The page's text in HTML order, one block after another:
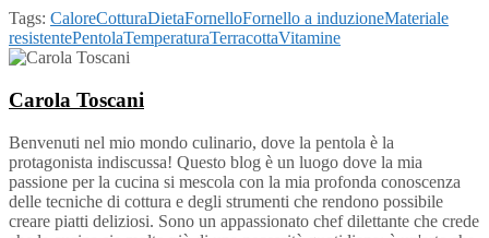
Tags: CaloreCotturaDietaFornelloFornello a induzioneMateriale
resistentePentolaTemperaturaTerracottaVitamine
Carola Toscani
Benvenuti nel mio mondo culinario, dove la pentola è la
protagonista indiscussa! Questo blog è un luogo dove la mia
passione per la cucina si mescola con la mia profonda conoscenza
delle tecniche di cottura e degli strumenti che rendono possibile
creare piatti deliziosi. Sono un appassionato chef dilettante che crede